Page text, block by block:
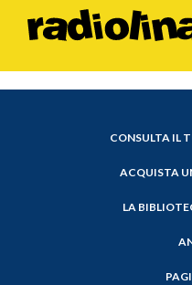
CONSULTA IL
ACQUISTA
LA